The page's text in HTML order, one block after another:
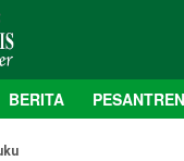
BERITA PESANTREN